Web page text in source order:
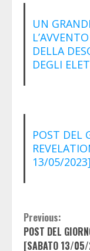
UN
DELLA
DEGLI
POST DEL
13/05/2023]
Continue
Reading
Previous:
POST DEL
[SABATO 13/